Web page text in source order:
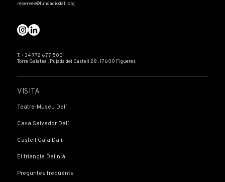
reserves@fundaciodali.org
T. +34 972 677 500
Torre Galatea . Pujada del Castell 28 . 17600 Figueres
VISITA
Teatre-Museu Dalí
Casa Salvador Dalí
Castell Gala Dalí
El triangle Dalinià
Preguntes freqüents